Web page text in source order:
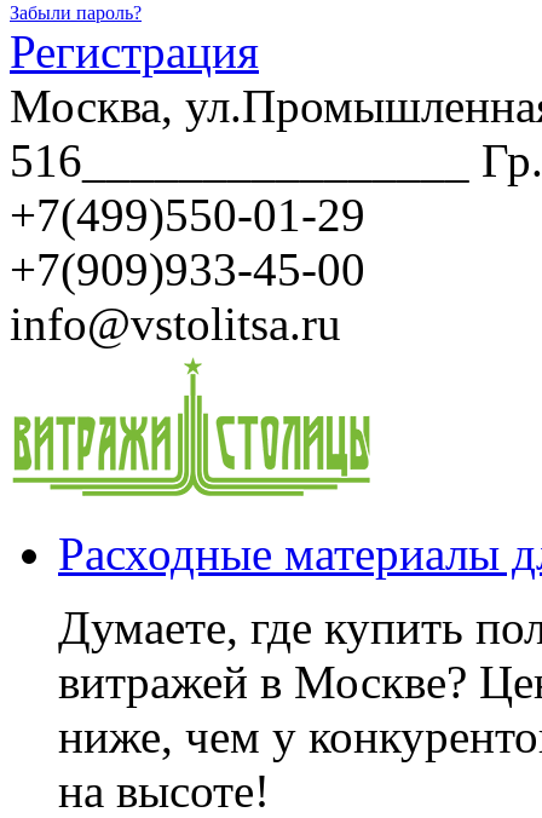
Забыли пароль?
Регистрация
Москва,
516________________
+7(499)550-01-29
+7(909)933-45-00
info@vstolitsa.ru
Расходные материалы
Думаете, где купить
витражей в Москве?
ниже, чем у
на высоте!